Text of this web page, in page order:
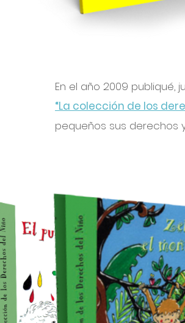
En el año 2009 publiqué,
“La colección de los
pequeños sus derechos